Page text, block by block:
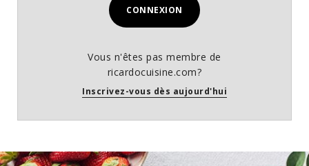
CONNEXION
Vous n'êtes pas membre de
ricardocuisine.com?
Inscrivez-vous dès aujourd'hui